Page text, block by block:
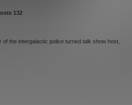
132
the intergalactic police turned talk show host,